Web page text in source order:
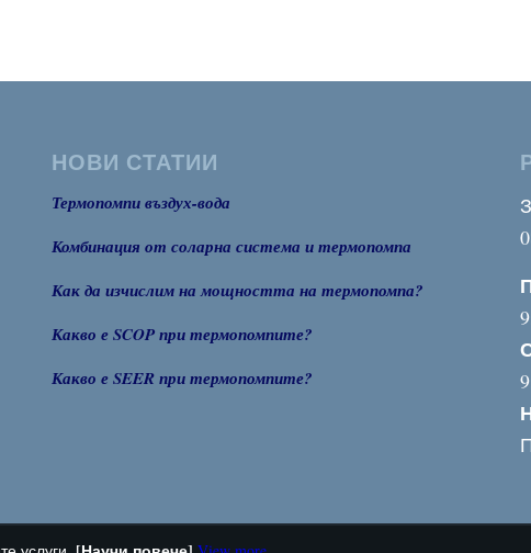
НОВИ СТАТИИ
Термопомпи въздух-вода
Комбинация от соларна система и термопомпа
Как да изчислим на мощността на термопомпа?
Какво е SCOP при термопомпите?
Какво е SEER при термопомпите?